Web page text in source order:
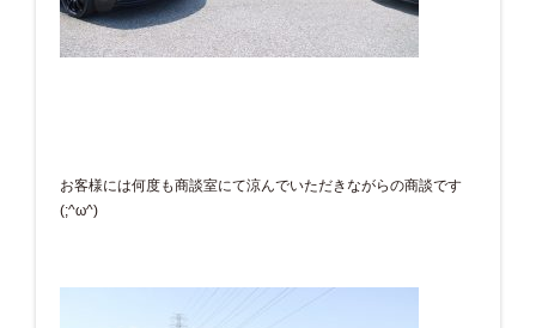
お客様には何度も商談室にて涼んでいただきながらの商談です
(;^ω^)